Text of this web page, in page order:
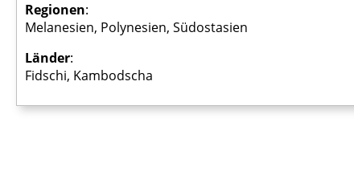
Regionen:
Melanesien, Polynesien, Südostasien
Länder:
Fidschi, Kambodscha